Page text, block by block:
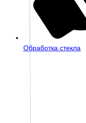
Обработка стекла